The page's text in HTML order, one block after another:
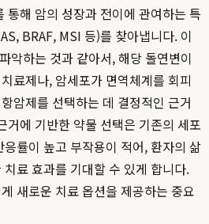
통해 암의 성장과 전이에 관여하는 특
BRAF, MSI 등)를 찾아냅니다. 이
악하는 것과 같아서, 해당 돌연변이
료제나, 암세포가 면역체계를 회피
암제를 선택하는 데 결정적인 근거
거에 기반한 약물 선택은 기존의 세포
률이 높고 부작용이 적어, 환자의 삶
료 효과를 기대할 수 있게 합니다.
새로운 치료 옵션을 제공하는 중요